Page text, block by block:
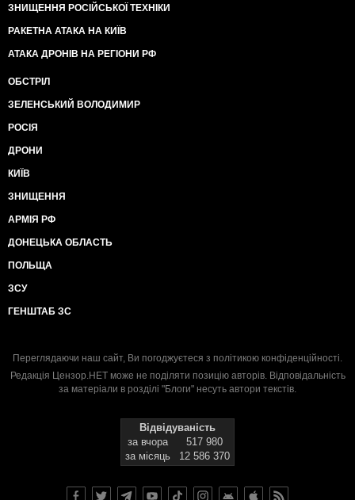
ЗНИЩЕННЯ РОСІЙСЬКОЇ ТЕХНІКИ
РАКЕТНА АТАКА НА КИЇВ
АТАКА ДРОНІВ НА РЕГІОНИ РФ
ОБСТРІЛ
ЗЕЛЕНСЬКИЙ ВОЛОДИМИР
РОСІЯ
ДРОНИ
КИЇВ
ЗНИЩЕННЯ
АРМІЯ РФ
ДОНЕЦЬКА ОБЛАСТЬ
ПОЛЬЩА
ЗСУ
ГЕНШТАБ ЗС
Переглядаючи наш сайт, Ви погоджуєтеся з політикою конфіденційності.
Редакція Цензор.НЕТ може не поділяти позицію авторів. Відповідальність
за матеріали в розділі "Блоги" несуть автори текстів.
Відвідуваність
за вчора
517 980
за місяць
12 586 370